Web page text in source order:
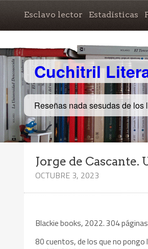
Esclavo lector Estadísticas
Cuchitril
Reseñas nada sesudas de
Jorge de Cascante.
OCTUBRE 3, 2023
Blackie books, 2022. 304
80 cuentos, de los que no